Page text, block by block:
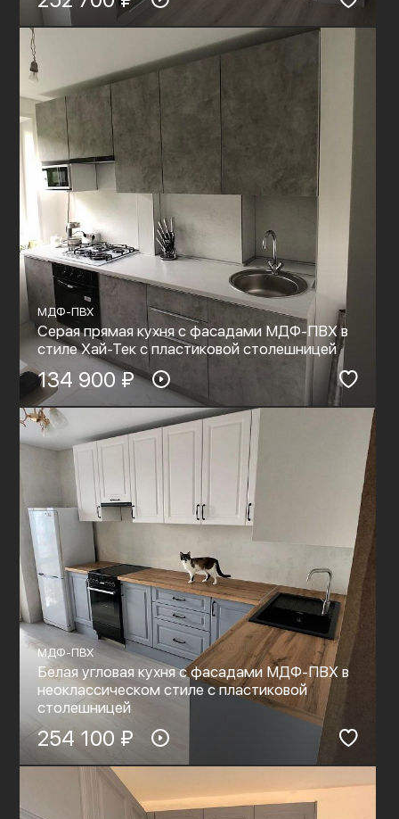
МДФ-ПВХ
Серая прямая кухня с фасадами МДФ-ПВХ в
стиле Хай-Тек с пластиковой столешницей
134 900 ₽
МДФ-ПВХ
Белая угловая кухня с фасадами МДФ-ПВХ в
неоклассическом стиле с пластиковой
столешницей
254 100 ₽